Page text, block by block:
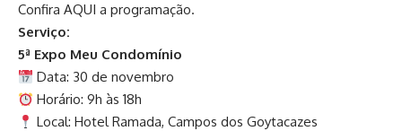
Confira AQUI a programação.
Serviço:
5ª Expo Meu Condomínio
Data: 30 de novembro
Horário: 9h às 18h
Local: Hotel Ramada, Campos dos Goytacazes